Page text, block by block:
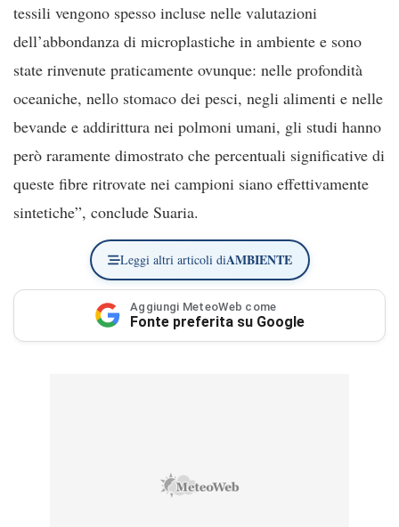
tessili vengono spesso incluse nelle valutazioni
dell’abbondanza di microplastiche in ambiente e sono
state rinvenute praticamente ovunque: nelle profondità
oceaniche, nello stomaco dei pesci, negli alimenti e nelle
bevande e addirittura nei polmoni umani, gli studi hanno
però raramente dimostrato che percentuali significative di
queste fibre ritrovate nei campioni siano effettivamente
sintetiche”, conclude Suaria.
Leggi altri articoli diAMBIENTE
Aggiungi MeteoWeb come
Fonte preferita su Google